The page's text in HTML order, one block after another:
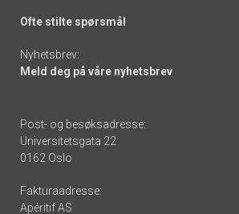
Ofte stilte spørsmål
Nyhetsbrev:
Meld deg på våre nyhetsbrev
Post- og besøksadresse:
Universitetsgata 22
0162 Oslo
Fakturaadresse:
Apéritif AS